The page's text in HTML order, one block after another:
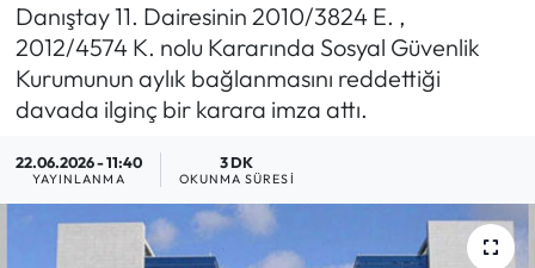
Danıştay 11. Dairesinin 2010/3824 E. ,
2012/4574 K. nolu Kararında Sosyal Güvenlik
Kurumunun aylık bağlanmasını reddettiği
davada ilginç bir karara imza attı.
22.06.2026 - 11:40
YAYINLANMA
3 DK
OKUNMA SÜRESI
İş Fırsatları
Yargı Kararları
Araştırma-Rapor